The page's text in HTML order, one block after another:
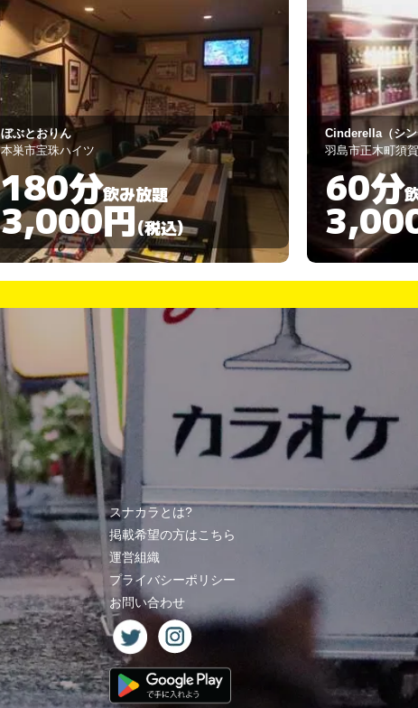
Cinderella（シンデレラ）
羽島市正木町須賀小松474-2
60分飲み放題
3,000円(税込)
カフェレスト
羽島市福寿町平
60分
スナカラとは?
掲載希望の方はこちら
運営組織
プライバシーポリシー
お問い合わせ